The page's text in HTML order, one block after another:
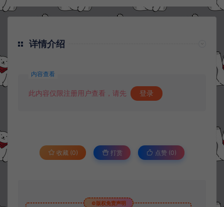
详情介绍
内容查看
此内容仅限注册用户查看，请先 登录
收藏 (0) 打赏 点赞 (0)
©版权免责声明